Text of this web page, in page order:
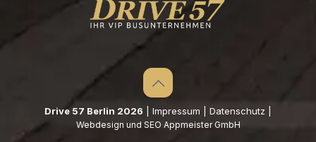
Drive 57 Berlin 2026 Impressum Datenschutz
Webdesign und SEO Appmeister GmbH